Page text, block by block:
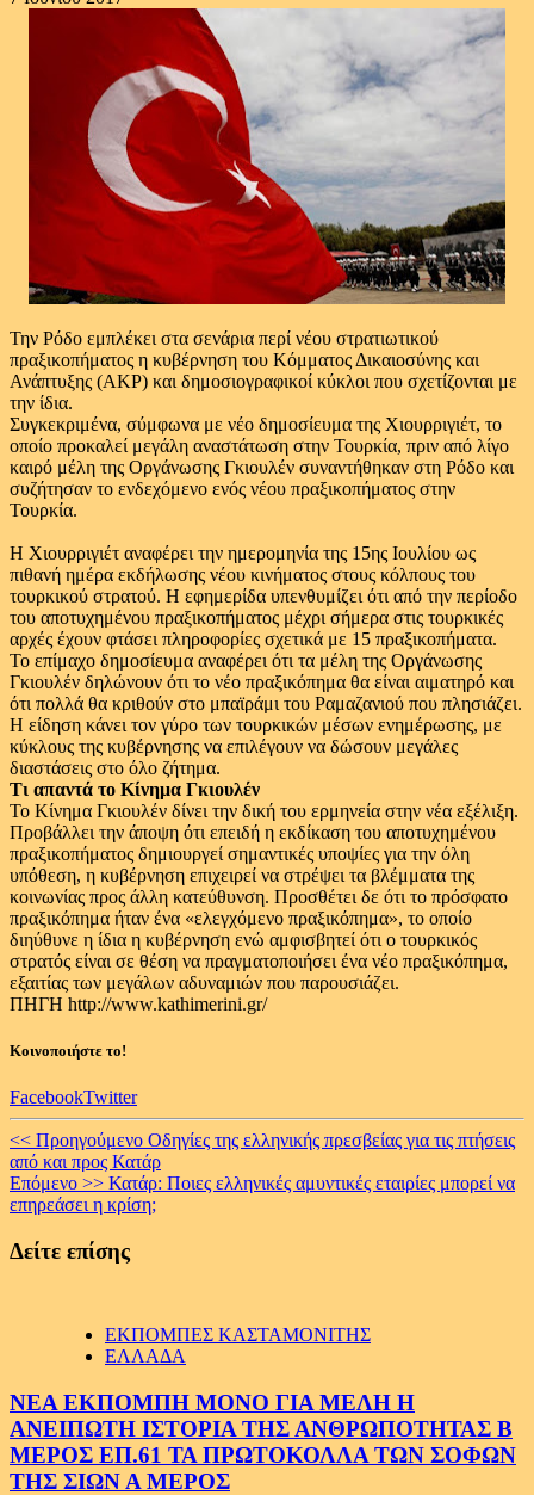
Την Ρόδο εμπλέκει στα σενάρια περί νέου στρατιωτικού
πραξικοπήματος η κυβέρνηση του Κόμματος Δικαιοσύνης και
Ανάπτυξης (ΑΚΡ) και δημοσιογραφικοί κύκλοι που σχετίζονται με
την ίδια.
Συγκεκριμένα, σύμφωνα με νέο δημοσίευμα της Χιουρριγιέτ, το
οποίο προκαλεί μεγάλη αναστάτωση στην Τουρκία, πριν από λίγο
καιρό μέλη της Οργάνωσης Γκιουλέν συναντήθηκαν στη Ρόδο και
συζήτησαν το ενδεχόμενο ενός νέου πραξικοπήματος στην
Τουρκία.
Η Χιουρριγιέτ αναφέρει την ημερομηνία της 15ης Ιουλίου ως
πιθανή ημέρα εκδήλωσης νέου κινήματος στους κόλπους του
τουρκικού στρατού. Η εφημερίδα υπενθυμίζει ότι από την περίοδο
του αποτυχημένου πραξικοπήματος μέχρι σήμερα στις τουρκικές
αρχές έχουν φτάσει πληροφορίες σχετικά με 15 πραξικοπήματα.
Το επίμαχο δημοσίευμα αναφέρει ότι τα μέλη της Οργάνωσης
Γκιουλέν δηλώνουν ότι το νέο πραξικόπημα θα είναι αιματηρό και
ότι πολλά θα κριθούν στο μπαϊράμι του Ραμαζανιού που πλησιάζει.
Η είδηση κάνει τον γύρο των τουρκικών μέσων ενημέρωσης, με
κύκλους της κυβέρνησης να επιλέγουν να δώσουν μεγάλες
διαστάσεις στο όλο ζήτημα.
Τι απαντά το Κίνημα Γκιουλέν
Το Κίνημα Γκιουλέν δίνει την δική του ερμηνεία στην νέα εξέλιξη.
Προβάλλει την άποψη ότι επειδή η εκδίκαση του αποτυχημένου
πραξικοπήματος δημιουργεί σημαντικές υποψίες για την όλη
υπόθεση, η κυβέρνηση επιχειρεί να στρέψει τα βλέμματα της
κοινωνίας προς άλλη κατεύθυνση. Προσθέτει δε ότι το πρόσφατο
πραξικόπημα ήταν ένα «ελεγχόμενο πραξικόπημα», το οποίο
διηύθυνε η ίδια η κυβέρνηση ενώ αμφισβητεί ότι ο τουρκικός
στρατός είναι σε θέση να πραγματοποιήσει ένα νέο πραξικόπημα,
εξαιτίας των μεγάλων αδυναμιών που παρουσιάζει.
ΠΗΓΗ http://www.kathimerini.gr/
Κοινοποιήστε το!
FacebookTwitter
Continue
Reading
<< Προηγούμενο Οδηγίες της ελληνικής πρεσβείας για τις πτήσεις
από και προς Κατάρ
Επόμενο >> Κατάρ: Ποιες ελληνικές αμυντικές εταιρίες μπορεί να
επηρεάσει η κρίση;
Δείτε επίσης
ΕΚΠΟΜΠΕΣ ΚΑΣΤΑΜΟΝΙΤΗΣ
ΕΛΛΑΔΑ
ΝΕΑ ΕΚΠΟΜΠΗ ΜΟΝΟ ΓΙΑ ΜΕΛΗ Η
ΑΝΕΙΠΩΤΗ ΙΣΤΟΡΙΑ ΤΗΣ ΑΝΘΡΩΠΟΤΗΤΑΣ Β
ΜΕΡΟΣ ΕΠ.61 ΤΑ ΠΡΩΤΟΚΟΛΛΑ ΤΩΝ ΣΟΦΩΝ
ΤΗΣ ΣΙΩΝ Α ΜΕΡΟΣ